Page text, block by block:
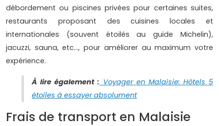
débordement ou piscines privées pour certaines suites,
restaurants proposant des cuisines locales et
internationales (souvent étoilés au guide Michelin),
jacuzzi, sauna, etc…, pour améliorer au maximum votre
expérience.
À lire également : Voyager en Malaisie: Hôtels 5
étoiles à essayer absolument
Frais de transport en Malaisie